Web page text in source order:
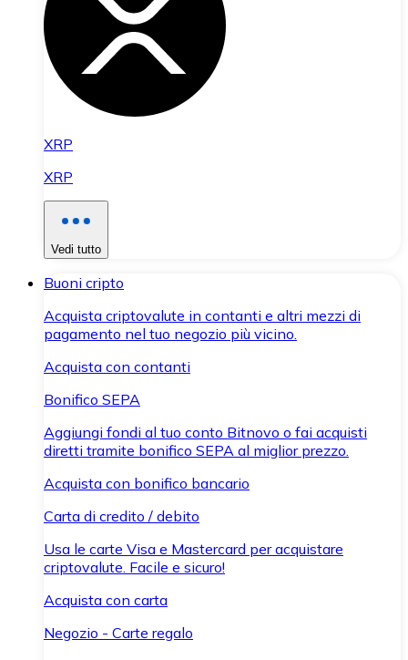
XRP
XRP
Vedi tutto
Buoni cripto
Acquista criptovalute in contanti e altri mezzi di
pagamento nel tuo negozio più vicino.
Acquista con contanti
Bonifico SEPA
Aggiungi fondi al tuo conto Bitnovo o fai acquisti
diretti tramite bonifico SEPA al miglior prezzo.
Acquista con bonifico bancario
Carta di credito / debito
Usa le carte Visa e Mastercard per acquistare
criptovalute. Facile e sicuro!
Acquista con carta
Negozio - Carte regalo